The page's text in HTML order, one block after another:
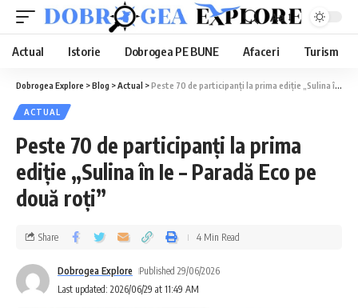
Aa
Actual Istorie Dobrogea PE BUNE Afaceri Turism
Dobrogea Explore >Blog >Actual >Peste 70 de participanți la prima ediție „Sulina în Ie – Paradă Eco pe două roți”
ACTUAL
Peste 70 de participanți la prima
ediție „Sulina în Ie – Paradă Eco pe
două roți”
Last updated: 2026/06/29 at 11:49 AM
Dobrogea Explore Published 29/06/2026
Share 4 Min Read